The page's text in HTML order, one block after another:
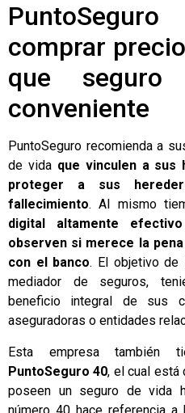
comprar
que seguro
conveniente
PuntoSeguro recomienda a
de vida que vinculen a sus
proteger a sus
fallecimiento. Al mismo
digital altamente
observen si merece la
con el banco. El objetivo de
mediador de seguros,
beneficio integral de sus
aseguradoras o entidades
Esta empresa también
PuntoSeguro 40, el cual está
poseen un seguro de vida
número 40 hace referencia